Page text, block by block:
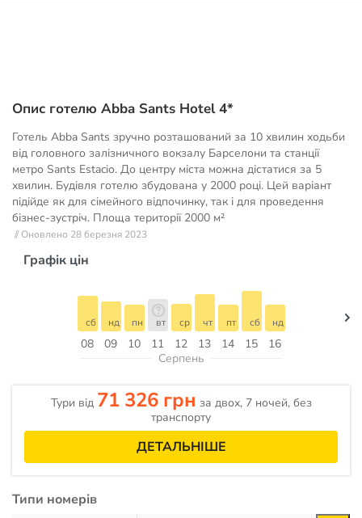
Опис готелю Abba Sants Hotel 4*
Готель Abba Sants зручно розташований за 10 хвилин ходьби
від головного залізничного вокзалу Барселони та станції
метро Sants Estaciо. До центру міста можна дістатися за 5
хвилин. Будівля готелю збудована у 2000 році. Цей варіант
підійде як для сімейного відпочинку, так і для проведення
бізнес-зустріч. Площа території 2000 м²
// Оновлено 28 березня 2023
Графік цін
08
сб
09
нд
10
пн
11
вт
12
ср
13
чт
14
пт
15
сб
16
нд
Серпень
Тури від 71 326 грн за двох, 7 ночей, без
транспорту
ДЕТАЛЬНІШЕ
Типи номерів